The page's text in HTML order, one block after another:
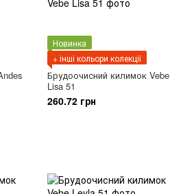
Новинка
+ інші кольори колекції
Брудоочисний килимок Vebe
Lisa 51
260.72 грн